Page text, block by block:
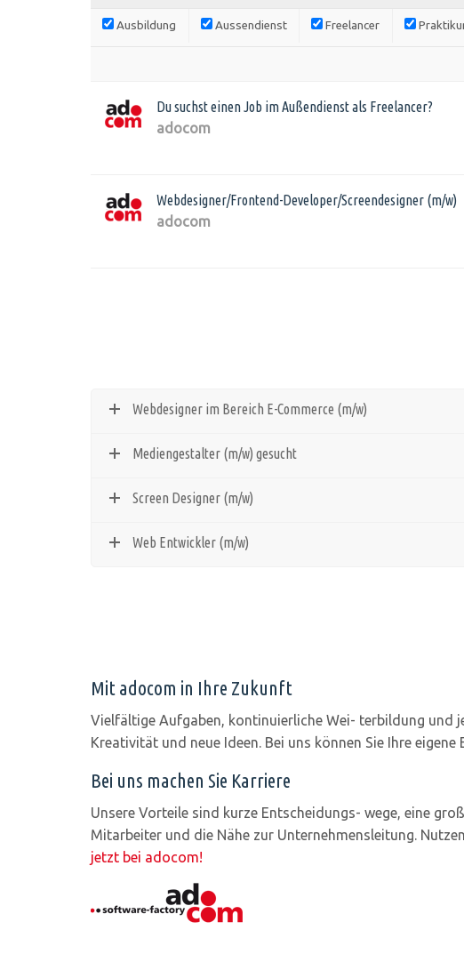
Ausbildung Aussendienst Freelancer
Du suchst einen Job im Außendienst als Freelancer?
adocom
Webdesigner/Frontend-Developer/Screendesigner (m/w)
adocom
Webdesigner im Bereich E-Commerce (m/w)
Mediengestalter (m/w) gesucht
Screen Designer (m/w)
Web Entwickler (m/w)
Mit adocom in Ihre Zukunft
Vielfältige Aufgaben, kontinuierliche Wei- terbildung und
Kreativität und neue Ideen. Bei uns können Sie Ihre
Bei uns machen Sie Karriere
Unsere Vorteile sind kurze Entscheidungs- wege, eine
Mitarbeiter und die Nähe zur Unternehmensleitung.
jetzt bei adocom!